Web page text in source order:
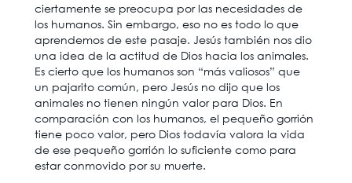
ciertamente se preocupa por las necesidades de
los humanos. Sin embargo, eso no es todo lo que
aprendemos de este pasaje. Jesús también nos dio
una idea de la actitud de Dios hacia los animales.
Es cierto que los humanos son “más valiosos” que
un pajarito común, pero Jesús no dijo que los
animales no tienen ningún valor para Dios. En
comparación con los humanos, el pequeño gorrión
tiene poco valor, pero Dios todavía valora la vida
de ese pequeño gorrión lo suficiente como para
estar conmovido por su muerte.